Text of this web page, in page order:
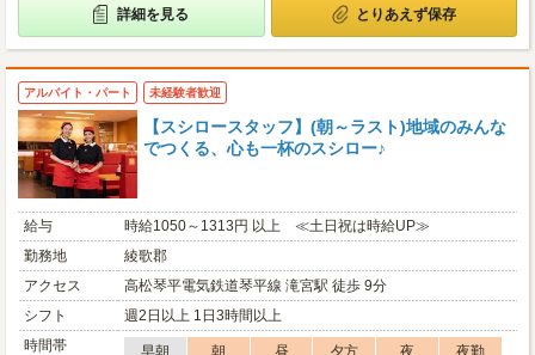
詳細を見る とりあえず保存
アルバイト・パート 未経験者歓迎
【スシロースタッフ】(朝～ラスト)地域のみんな
でつくる、心も一杯のスシロー♪
給与
時給1050～1313円 以上 ≪土日祝は時給UP≫
勤務地
綾歌郡
アクセス
高松琴平電気鉄道琴平線 滝宮駅 徒歩 9分
シフト
週2日以上 1日3時間以上
時間帯
早朝 朝 昼 夕方 夜
夜勤